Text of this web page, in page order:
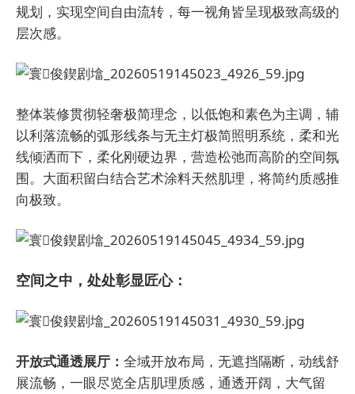
规划，实现空间自由流转，每一视角皆呈现极致高级的
层次感。
整体装修贯彻轻奢极简理念，以低饱和素色为主调，辅
以利落流畅的弧形线条与无主灯极简照明系统，柔和光
线倾洒而下，柔化刚硬边界，营造松弛而高阶的空间氛
围。大面积留白结合艺术涂料天然肌理，将简约质感推
向极致。
空间之中，处处彰显匠心：
开放式通透展厅： 全域开放布局，无遮挡隔断，动线舒
展流畅，一眼尽览全店肌理质感，通透开阔，大气留